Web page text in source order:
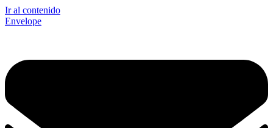
Ir al contenido
Envelope